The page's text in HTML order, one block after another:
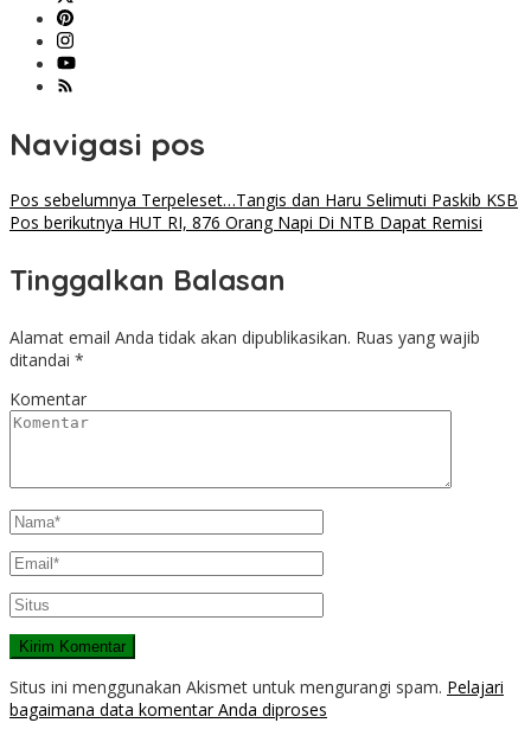
Navigasi pos
Pos sebelumnya Terpeleset…Tangis dan Haru Selimuti Paskib KSB
Pos berikutnya HUT RI, 876 Orang Napi Di NTB Dapat Remisi
Tinggalkan Balasan
Alamat email Anda tidak akan dipublikasikan. Ruas yang wajib
ditandai *
Komentar
Situs ini menggunakan Akismet untuk mengurangi spam. Pelajari
bagaimana data komentar Anda diproses